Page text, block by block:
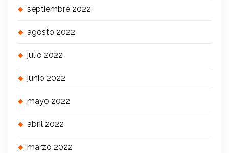
septiembre 2022
agosto 2022
julio 2022
junio 2022
mayo 2022
abril 2022
marzo 2022